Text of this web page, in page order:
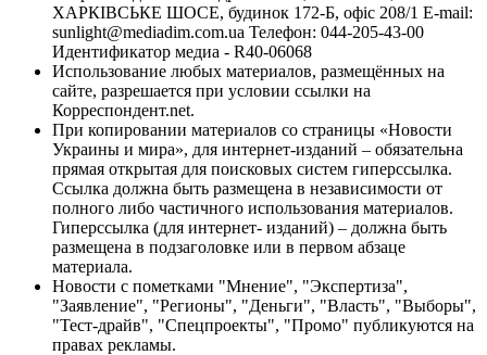
ХАРКІВСЬКЕ ШОСЕ, будинок 172-Б, офіс 208/1 E-mail:
sunlight@mediadim.com.ua Телефон: 044-205-43-00
Идентификатор медиа - R40-06068
Использование любых материалов, размещённых на
сайте, разрешается при условии ссылки на
Корреспондент.net.
При копировании материалов со страницы «Новости
Украины и мира», для интернет-изданий – обязательна
прямая открытая для поисковых систем гиперссылка.
Ссылка должна быть размещена в независимости от
полного либо частичного использования материалов.
Гиперссылка (для интернет- изданий) – должна быть
размещена в подзаголовке или в первом абзаце
материала.
Новости с пометками "Мнение", "Экспертиза",
"Заявление", "Регионы", "Деньги", "Власть", "Выборы",
"Тест-драйв", "Спецпроекты", "Промо" публикуются на
правах рекламы.